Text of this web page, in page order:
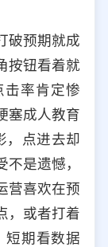
破预期就成
按钮看着就
击率肯定惨
塞成人教育
，点进去却
是遗憾，
营喜欢在预
，或者打着
短期看数据